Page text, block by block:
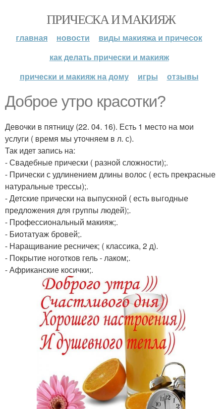
ПРИЧЕСКА И МАКИЯЖ
главная новости
виды макияжа и причесок
как делать прически и макияж
прически и макияж на дому
игры отзывы
Доброе утро красотки?
Девочки в пятницу (22. 04. 16). Есть 1 место на мои
услуги ( время мы уточняем в л. с).
Так идет запись на:
- Свадебные прически ( разной сложности);.
- Прически с удлинением длины волос ( есть прекрасные
натуральные трессы);.
- Детские прически на выпускной ( есть выгодные
предложения для группы людей);.
- Профессиональный макияж;.
- Биотатуаж бровей;.
- Наращивание ресничек; ( классика, 2 д).
- Покрытие ноготков гель - лаком;.
- Африканские косички;.